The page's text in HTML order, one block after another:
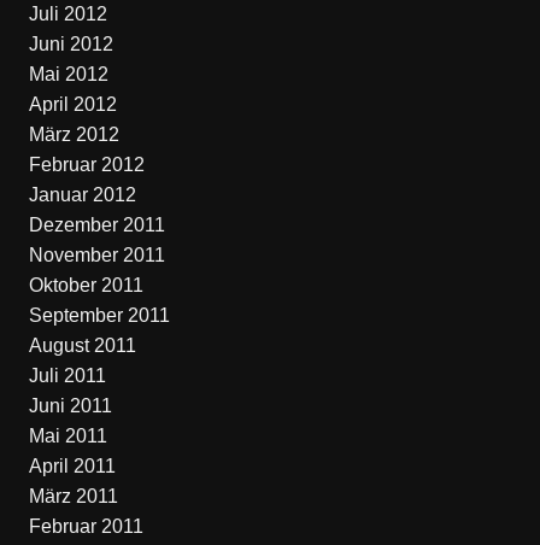
Juli 2012
Juni 2012
Mai 2012
April 2012
März 2012
Februar 2012
Januar 2012
Dezember 2011
November 2011
Oktober 2011
September 2011
August 2011
Juli 2011
Juni 2011
Mai 2011
April 2011
März 2011
Februar 2011